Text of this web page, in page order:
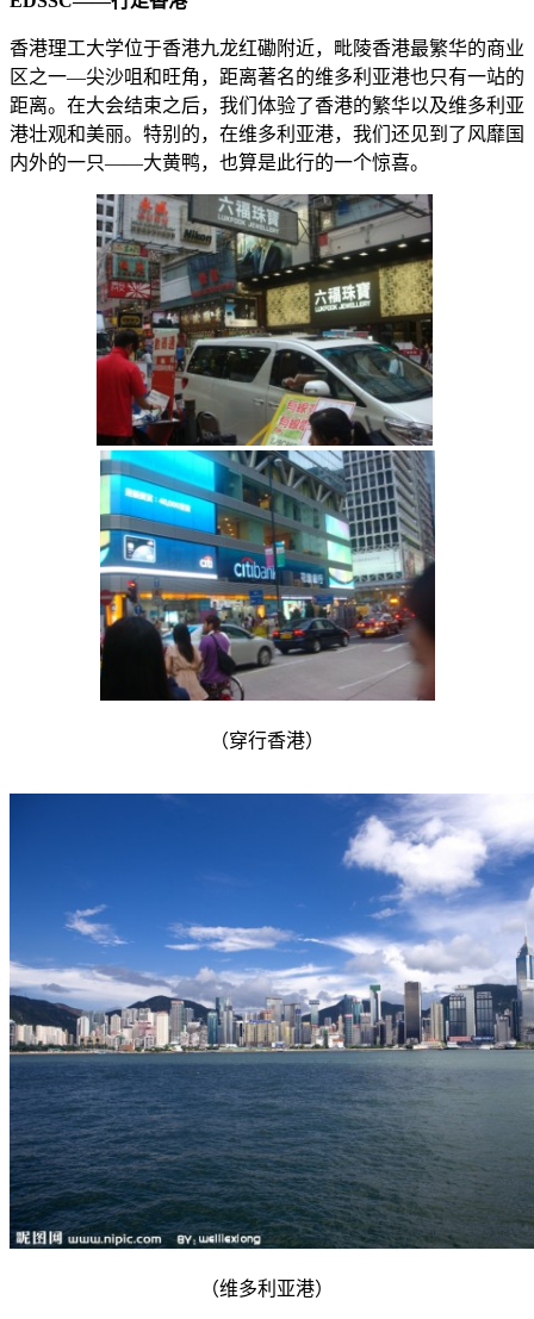
香港理工大学位于香港九龙红磡附近，毗陵香港最繁华的商业
区之一—尖沙咀和旺角，距离著名的维多利亚港也只有一站的
距离。在大会结束之后，我们体验了香港的繁华以及维多利亚
港壮观和美丽。特别的，在维多利亚港，我们还见到了风靡国
内外的一只——大黄鸭，也算是此行的一个惊喜。
（穿行香港）
（维多利亚港）